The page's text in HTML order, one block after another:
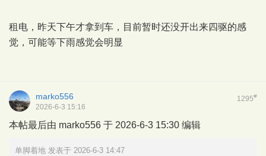
租电，昨天下午才拿到车，目前暂时还没开出来四驱的感
觉，可能等下雨感觉会明显
1295#
marko556
2026-6-3 15:16
本帖最后由 marko556 于 2026-6-3 15:30 编辑
单脚着地 发表于 2026-6-3 14:47